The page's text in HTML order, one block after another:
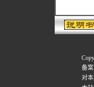
备案
对